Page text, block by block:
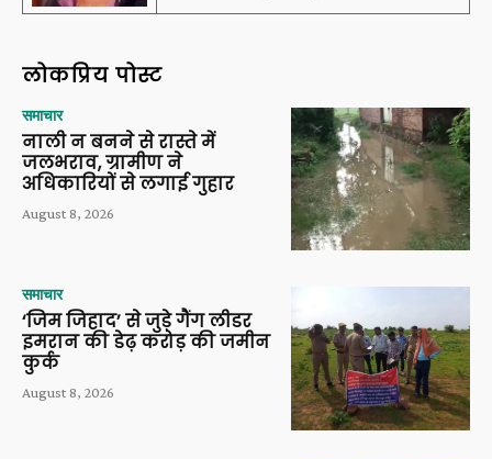
लोकप्रिय पोस्ट
समाचार
नाली न बनने से रास्ते में
जलभराव, ग्रामीण ने
अधिकारियों से लगाई गुहार
August 8, 2026
समाचार
‘जिम जिहाद’ से जुड़े गैंग लीडर
इमरान की डेढ़ करोड़ की जमीन
कुर्क
August 8, 2026